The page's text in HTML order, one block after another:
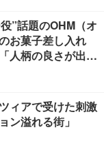
”話題のOHM（オ
お菓子差し入れ
人柄の良さが出て
ィアで受けた刺激
ン溢れる街」